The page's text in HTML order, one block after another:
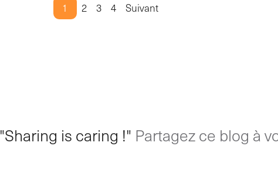
1 2 3 4 Suivant
"Sharing is caring !" Partagez ce blog à